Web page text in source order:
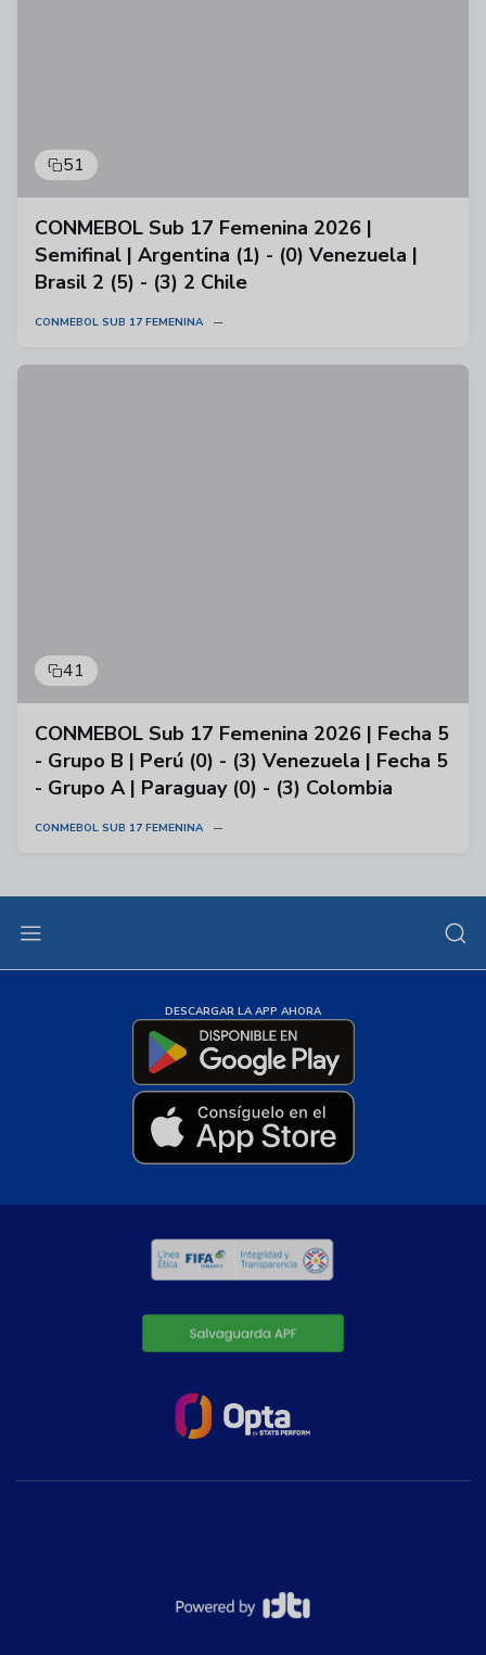
51
CONMEBOL Sub 17 Femenina 2026 |
Semifinal | Argentina (1) - (0) Venezuela |
Brasil 2 (5) - (3) 2 Chile
CONMEBOL SUB 17 FEMENINA
41
CONMEBOL Sub 17 Femenina 2026 | Fecha 5
- Grupo B | Perú (0) - (3) Venezuela | Fecha 5
- Grupo A | Paraguay (0) - (3) Colombia
CONMEBOL SUB 17 FEMENINA
DESCARGAR LA APP AHORA